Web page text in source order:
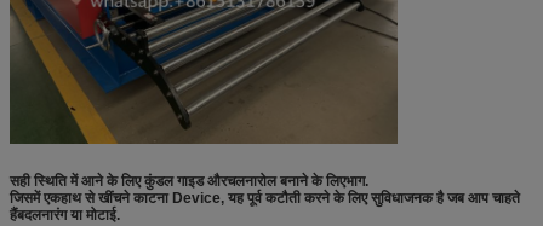
सही स्थिति में आने के लिए कुंडल गाइड औरचलनारोल बनाने के लिएभाग.
जिसमें एकहाथ से खींचने काटना Device, यह पूर्व कटौती करने के लिए सुविधाजनक है जब आप चाहते
हैंबदलनारंग या मोटाई.